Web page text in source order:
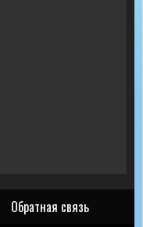
Обратная связь